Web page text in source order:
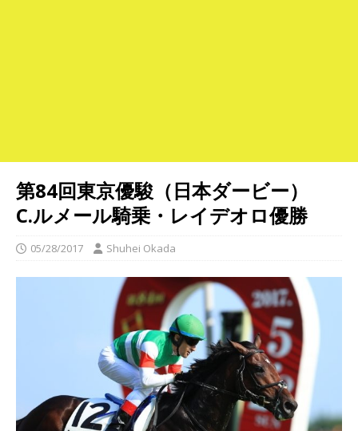
第84回東京優駿（日本ダービー）
C.ルメール騎乗・レイデオロ優勝
05/28/2017 Shuhei Okada